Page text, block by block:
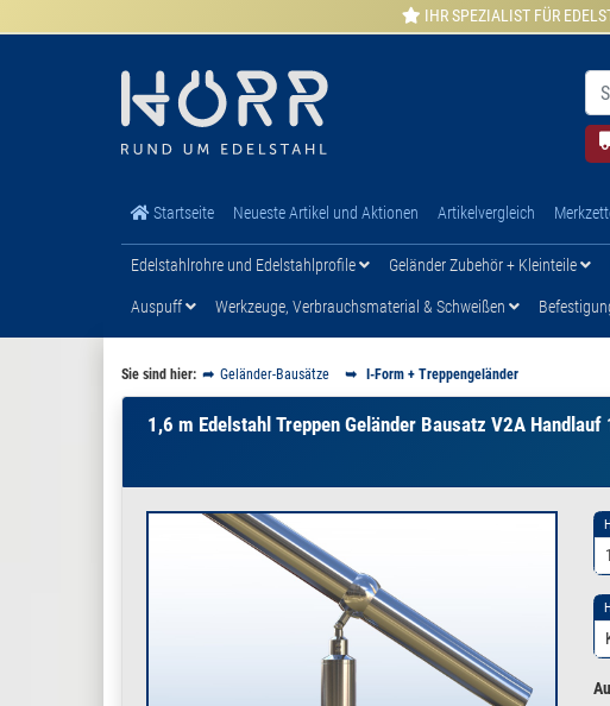
IHR SPEZIALIST FÜR
Startseite Neueste Artikel und Aktionen Artikelvergleich
Edelstahlrohre und Edelstahlprofile Geländer Zubehör + Kleinteile
Auspuff Werkzeuge, Verbrauchsmaterial & Schweißen
Sie sind hier: Geländer-Bausätze I-Form + Treppengeländer
1,6 m Edelstahl Treppen Geländer Bausatz V2A